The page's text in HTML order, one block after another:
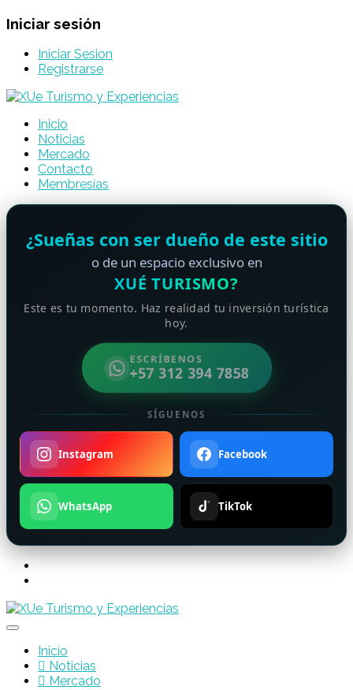
Iniciar sesión
Iniciar Sesion
Registrarse
Inicio
Noticias
Mercado
Contacto
Membresías
¿Sueñas con ser dueño de este sitio
o de un espacio exclusivo en
XUÉ TURISMO?
Este es tu momento. Haz realidad tu inversión turística
hoy.
ESCRÍBENOS
+57 312 394 7858
SÍGUENOS
Instagram Facebook
WhatsApp TikTok
Inicio
Noticias
Mercado